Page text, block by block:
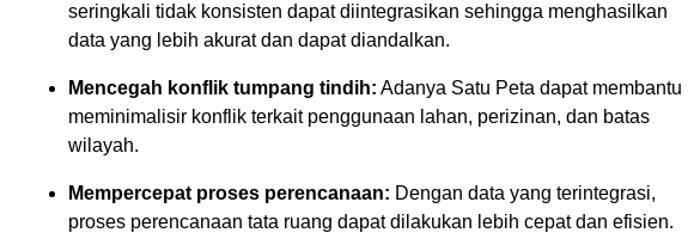
seringkali tidak konsisten dapat diintegrasikan sehingga menghasilkan
data yang lebih akurat dan dapat diandalkan.
Mencegah konflik tumpang tindih: Adanya Satu Peta dapat membantu
meminimalisir konflik terkait penggunaan lahan, perizinan, dan batas
wilayah.
Mempercepat proses perencanaan: Dengan data yang terintegrasi,
proses perencanaan tata ruang dapat dilakukan lebih cepat dan efisien.